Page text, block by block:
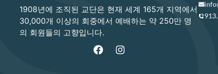
1908년에 조직된 교단은 현재 세계 165개 지역에서
30,000개 이상의 회중에서 예배하는 약 250만 명
의 회원들의 고향입니다.